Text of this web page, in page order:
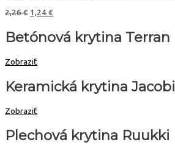
2,26€ 1,24€
Betónová krytina Terran
Zobraziť
Keramická krytina Jacobi
Zobraziť
Plechová krytina Ruukki